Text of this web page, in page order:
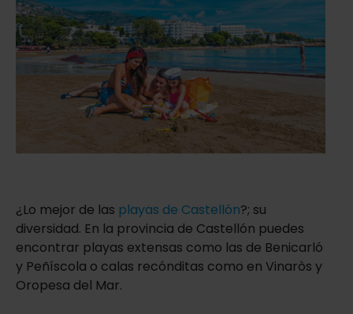
¿Lo mejor de las playas de Castellón?; su
diversidad. En la provincia de Castellón puedes
encontrar playas extensas como las de Benicarló
y Peñíscola o calas recónditas como en Vinaròs y
Oropesa del Mar.